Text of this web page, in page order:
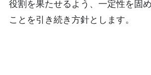
役割を果たせるよう、一定性を固
ことを引き続き方針とします。